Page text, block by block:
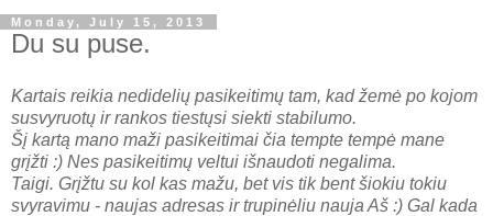
Monday, July 15, 2013
Du su puse.
Kartais reikia nedidelių pasikeitimų tam, kad žemė po kojom
susvyruotų ir rankos tiestųsi siekti stabilumo.
Šį kartą mano maži pasikeitimai čia tempte tempė mane
grįžti :) Nes pasikeitimų veltui išnaudoti negalima.
Taigi. Grįžtu su kol kas mažu, bet vis tik bent šiokiu tokiu
svyravimu - naujas adresas ir trupinėliu nauja Aš :) Gal kada